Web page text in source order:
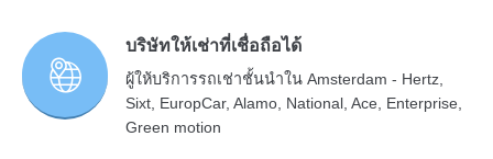
บริษัทให้เช่าที่เชื่อถือได้
ผู้ให้บริการรถเช่าชั้นนำใน Amsterdam - Hertz,
Sixt, EuropCar, Alamo, National, Ace, Enterprise,
Green motion